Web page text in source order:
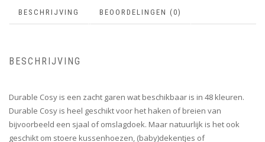
BESCHRIJVING BEOORDELINGEN (0)
BESCHRIJVING
Durable Cosy is een zacht garen wat beschikbaar is in 48 kleuren.
Durable Cosy is heel geschikt voor het haken of breien van
bijvoorbeeld een sjaal of omslagdoek. Maar natuurlijk is het ook
geschikt om stoere kussenhoezen, (baby)dekentjes of